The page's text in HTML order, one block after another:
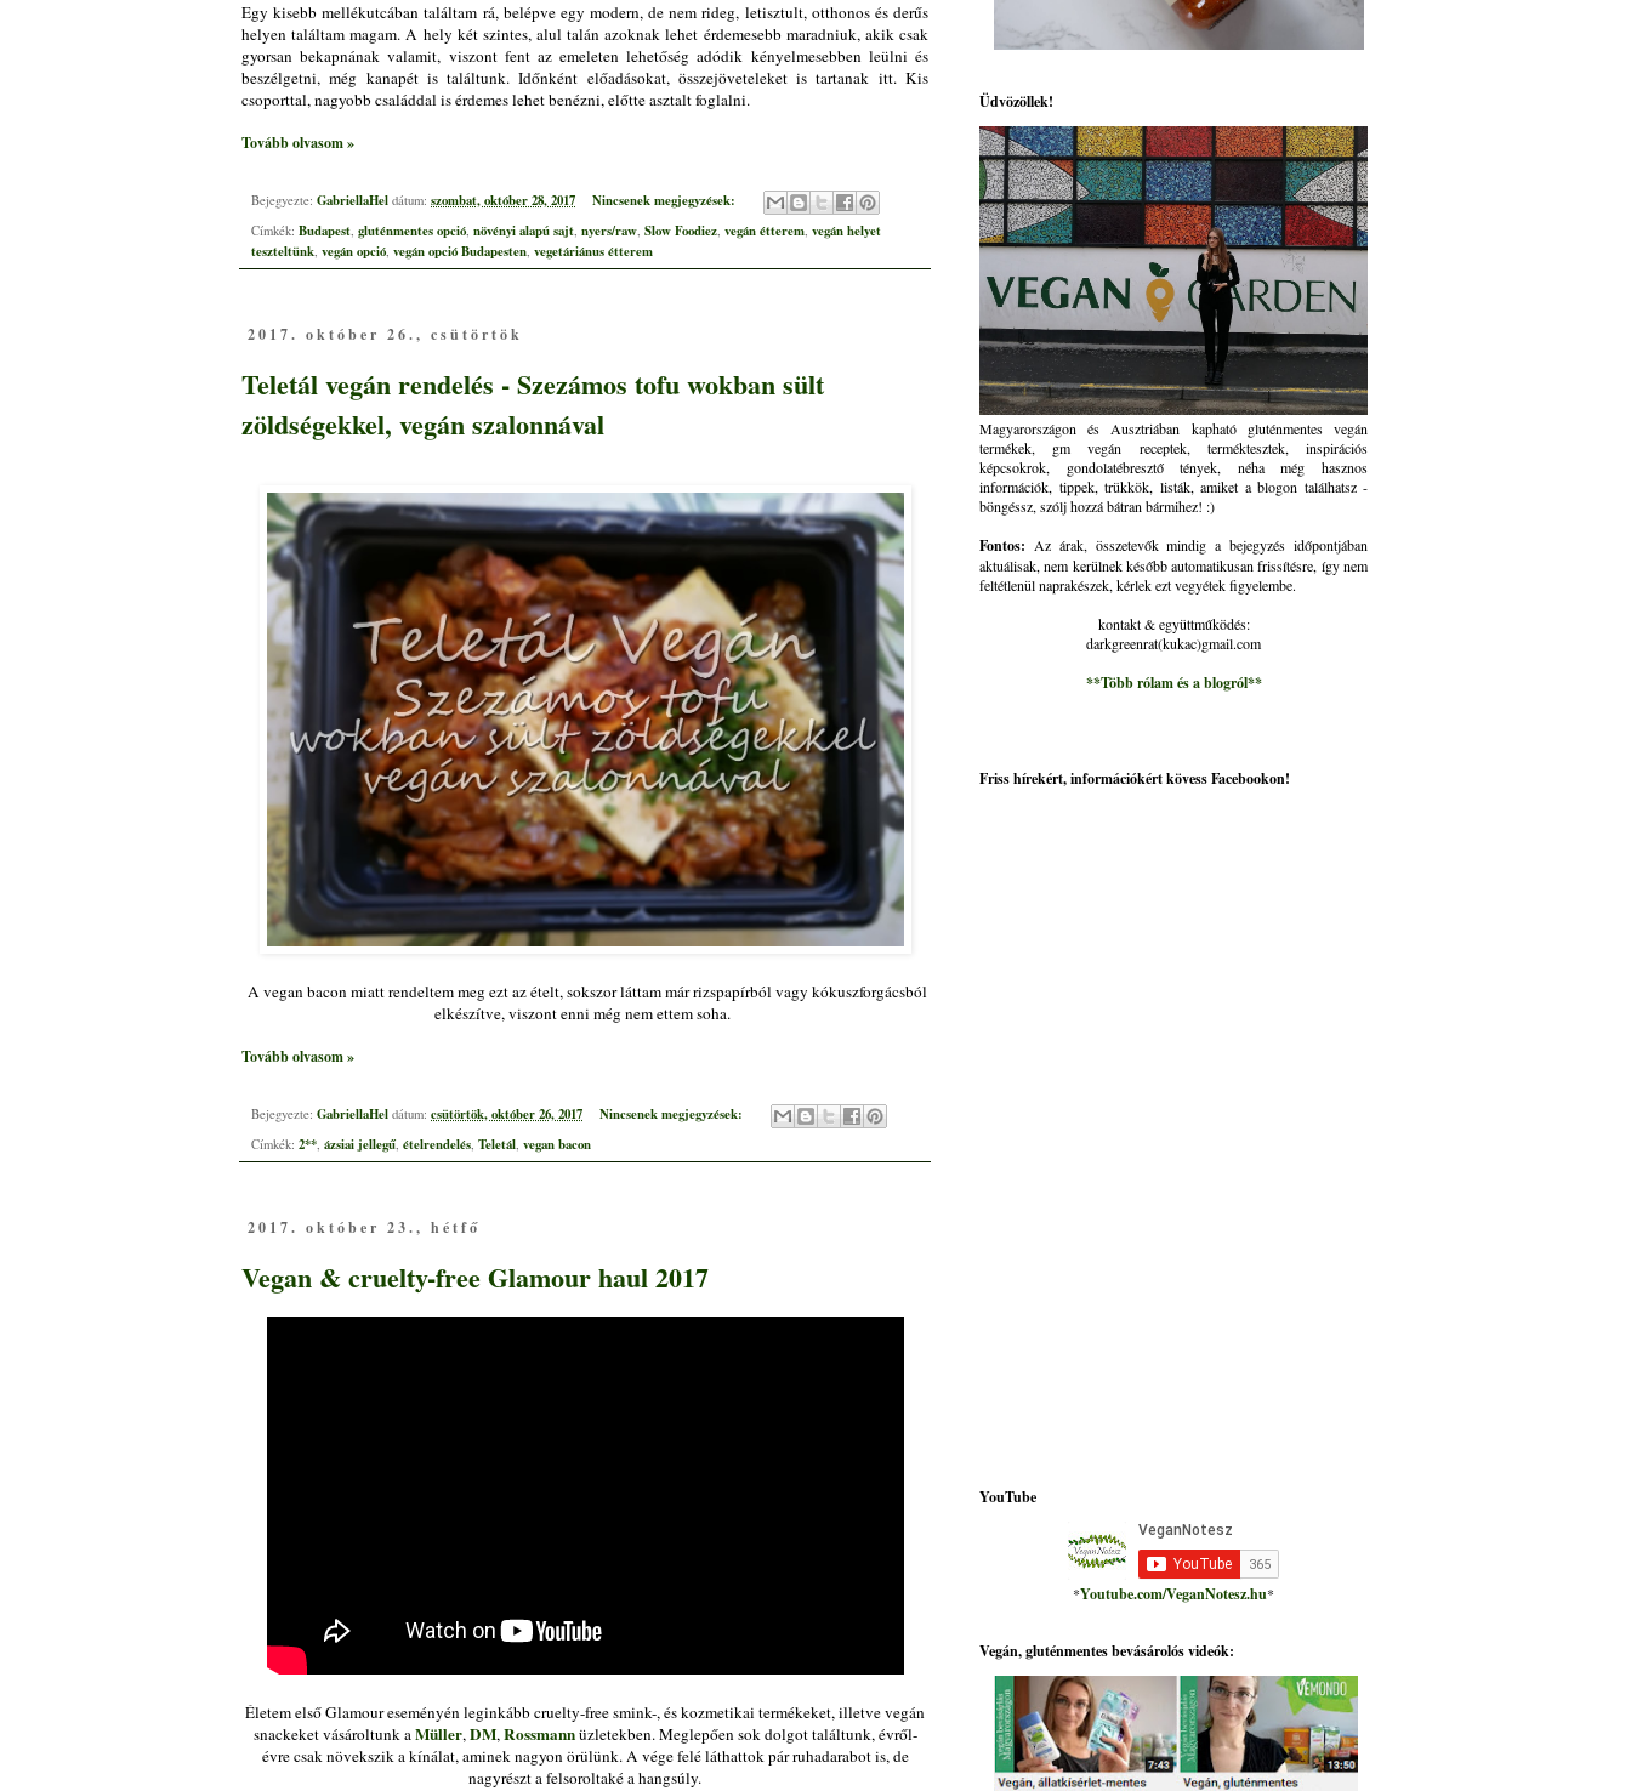
Egy kisebb mellékutcában találtam rá, belépve egy modern, de nem rideg, letisztult, otthonos és derűs
helyen találtam magam. A hely két szintes, alul talán azoknak lehet érdemesebb maradniuk, akik csak
gyorsan bekapnának valamit, viszont fent az emeleten lehetőség adódik kényelmesebben leülni és
beszélgetni, még kanapét is találtunk. Időnként előadásokat, összejöveteleket is tartanak itt. Kis
csoporttal, nagyobb családdal is érdemes lehet benézni, előtte asztalt foglalni.
Tovább olvasom »
Bejegyezte: GabriellaHel dátum: szombat, október 28, 2017 Nincsenek megjegyzések:
Címkék: Budapest gluténmentes opció növényi alapú sajt nyers/raw Slow Foodiez vegán étterem vegán helyet
teszteltünk vegán opció vegán opció Budapesten vegetáriánus étterem
2017. október 26., csütörtök
Teletál vegán rendelés - Szezámos tofu wokban sült
zöldségekkel, vegán szalonnával
A vegan bacon miatt rendeltem meg ezt az ételt, sokszor láttam már rizspapírból vagy kókuszforgácsból
elkészítve, viszont enni még nem ettem soha.
Tovább olvasom »
Bejegyezte: GabriellaHel dátum: csütörtök, október 26, 2017 Nincsenek megjegyzések:
Címkék: 2** ázsiai jellegű ételrendelés Teletál vegan bacon
2017. október 23., hétfő
Vegan & cruelty-free Glamour haul 2017
Életem első Glamour eseményén leginkább cruelty-free smink-, és kozmetikai termékeket, illetve vegán
snackeket vásároltunk aMüller,DM,Rossmannüzletekben. Meglepően sok dolgot találtunk, évről-
évre csak növekszik a kínálat, aminek nagyon örülünk. A vége felé láthattok pár ruhadarabot is, de
nagyrészt a felsoroltaké a hangsúly.
Üdvözöllek!
Magyarországon és Ausztriában kapható gluténmentes vegán
termékek, gm vegán receptek, terméktesztek, inspirációs
képcsokrok, gondolatébresztő tények, néha még hasznos
információk, tippek, trükkök, listák, amiket a blogon találhatsz -
böngéssz, szólj hozzá bátran bármihez! :)
Fontos: Az árak, összetevők mindig a bejegyzés időpontjában
aktuálisak, nem kerülnek később automatikusan frissítésre, így nem
feltétlenül naprakészek, kérlek ezt vegyétek figyelembe.
kontakt & együttműködés:
darkgreenrat(kukac)gmail.com
**Több rólam és a blogról**
Friss hírekért, információkért kövess Facebookon!
YouTube
*Youtube.com/VeganNotesz.hu*
Vegán, gluténmentes bevásárolós videók: